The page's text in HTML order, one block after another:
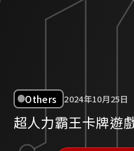
Others 2024年10月25日
超人力霸王卡牌遊